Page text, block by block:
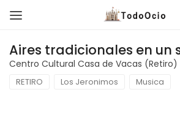
Aires tradicionales en un
Centro Cultural Casa de Vacas
RETIRO Los Jeronimos Musica